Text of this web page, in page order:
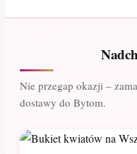
Nie przegap okazji –
dostawy do Bytom.